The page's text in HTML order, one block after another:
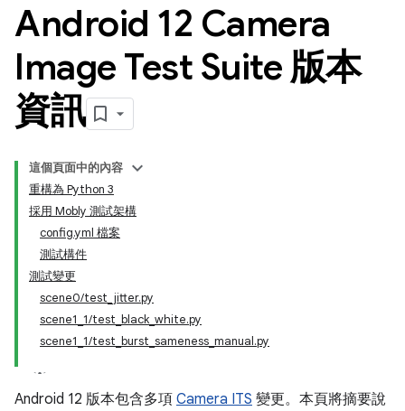
Android 12 Camera
Image Test Suite 版本
資訊
這個頁面中的內容
重構為 Python 3
採用 Mobly 測試架構
config.yml 檔案
測試構件
測試變更
scene0/test_jitter.py
scene1_1/test_black_white.py
scene1_1/test_burst_sameness_manual.py
Android 12 版本包含多項 Camera ITS 變更。本頁將摘要說